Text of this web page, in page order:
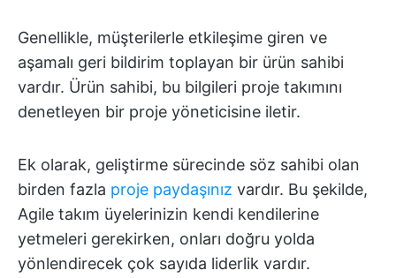
Genellikle, müşterilerle etkileşime giren ve
aşamalı geri bildirim toplayan bir ürün sahibi
vardır. Ürün sahibi, bu bilgileri proje takımını
denetleyen bir proje yöneticisine iletir.
Ek olarak, geliştirme sürecinde söz sahibi olan
birden fazla proje paydaşınız vardır. Bu şekilde,
Agile takım üyelerinizin kendi kendilerine
yetmeleri gerekirken, onları doğru yolda
yönlendirecek çok sayıda liderlik vardır.